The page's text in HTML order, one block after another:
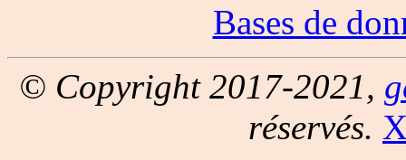
Bases de
© Copyright 2017-2021,
réservés.